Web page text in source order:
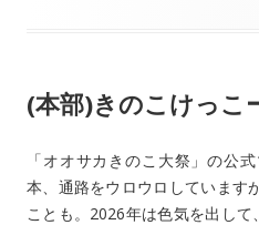
k
(本部)きのこけっこ
「オオサカきのこ大祭」の公
本、通路をウロウロしています
ことも。2026年は色気を出し